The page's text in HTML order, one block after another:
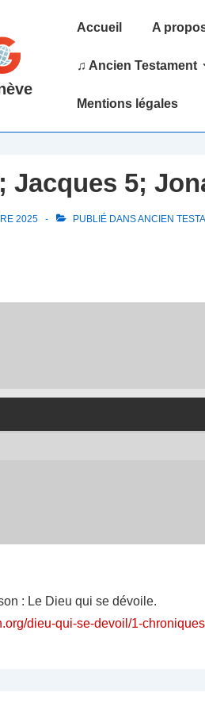
Main
Accueil A
♫ Ancien Testament
Mentions légales
Jacques 5;
2025 PUBLIÉ DANSANCIEN
: Le Dieu qui se dévoile.
dieu-qui-se-devoil/1-